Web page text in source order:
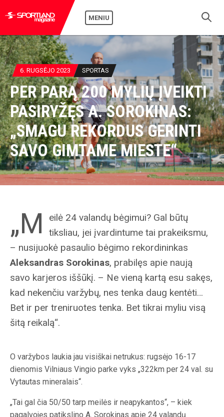
MENIU
6. RUGSĖJO 2023 SPORTAS
PER PARĄ 200 MYLIŲ ĮVEIKTI
PASIRYŽĘS A. SOROKINAS:
„SMAGU REKORDUS GERINTI
SAVO GIMTAME MIESTE“
„M
eilė 24 valandų bėgimui? Gal būtų
tiksliau, jei įvardintume tai prakeiksmu,
– nusijuokė pasaulio bėgimo rekordininkas
Aleksandras Sorokinas, prabilęs apie naują
savo karjeros iššūkį. – Ne vieną kartą esu sakęs,
kad nekenčiu varžybų, nes tenka daug kentėti…
Bet ir per treniruotes tenka. Bet tikrai myliu visą
šitą reikalą“.
O varžybos laukia jau visiškai netrukus: rugsėjo 16-17
dienomis Vilniaus Vingio parke vyks „322km per 24 val. su
Vytautas mineralais“.
„Tai gal čia 50/50 tarp meilės ir neapykantos“, – kiek
pagalvojęs patikslino A. Sorokinas apie 24 valandų